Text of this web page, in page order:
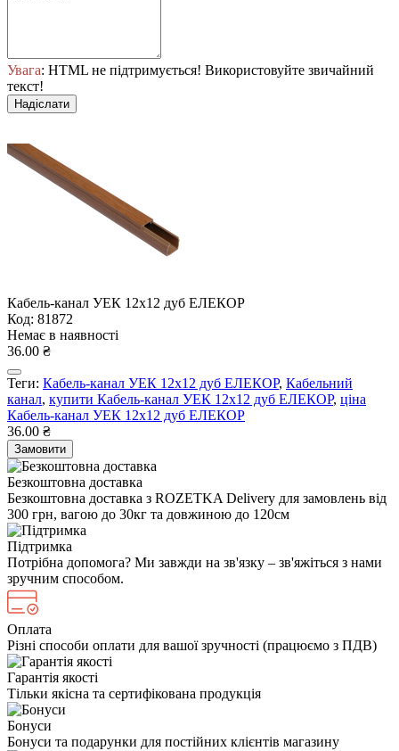
Увага: HTML не підтримується! Використовуйте звичайний
текст!
Надіслати
Кабель-канал УЕК 12х12 дуб ЕЛЕКОР
Код: 81872
Немає в наявності
36.00 ₴
Теги: Кабель-канал УЕК 12х12 дуб ЕЛЕКОР, Кабельний
канал, купити Кабель-канал УЕК 12х12 дуб ЕЛЕКОР, ціна
Кабель-канал УЕК 12х12 дуб ЕЛЕКОР
36.00 ₴
Замовити
Безкоштовна доставка
Безкоштовна доставка з ROZETKA Delivery для замовлень від
300 грн, вагою до 30кг та довжиною до 120см
Підтримка
Потрібна допомога? Ми завжди на зв'язку – зв'яжіться з нами
зручним способом.
Оплата
Різні способи оплати для вашої зручності (працюємо з ПДВ)
Гарантія якості
Тільки якісна та сертифікована продукція
Бонуси
Бонуси та подарунки для постійних клієнтів магазину